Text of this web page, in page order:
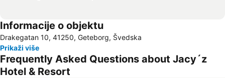
Informacije o objektu
Drakegatan 10, 41250, Geteborg, Švedska
Prikaži više
Frequently Asked Questions about Jacy´z
Hotel & Resort